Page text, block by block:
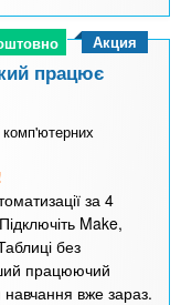
працює
за 4
Make,
без
працюючий
навчання вже зараз.
Акция